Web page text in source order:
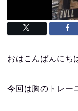
おはこんばんにち
今回は胸のトレー